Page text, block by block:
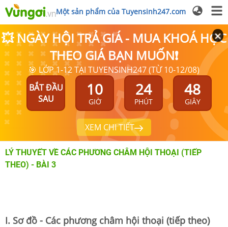
Một sản phẩm của Tuyensinh247.com
💥 NGÀY HỘI TRẢ GIÁ - MUA KHOÁ HỌC
THEO GIÁ BẠN MUỐN❗
🎯 LỚP 1-12 TẠI TUYENSINH247 (TỪ 10-12/08)
BẮT ĐẦU
SAU
10
GIỜ
24
PHÚT
47
GIÂY
XEM CHI TIẾT
LÝ THUYẾT VỀ CÁC PHƯƠNG CHÂM HỘI THOẠI (TIẾP
THEO) - BÀI 3
I. Sơ đồ - Các phương châm hội thoại (tiếp theo)